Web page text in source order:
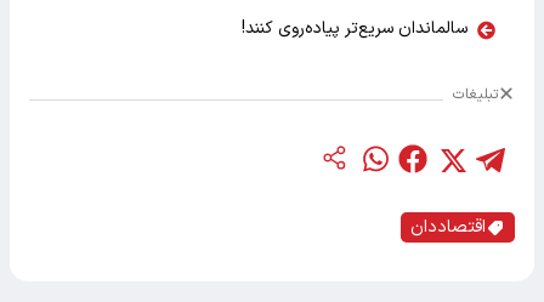
سالماندان سریع‌تر پیاده‌روی کنند!
تبلیغات
اقتصاددان